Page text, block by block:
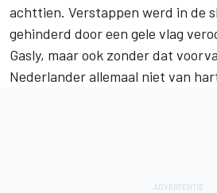
achttien. Verstappen werd in de
gehinderd door een gele vlag
Gasly, maar ook zonder dat
Nederlander allemaal niet van